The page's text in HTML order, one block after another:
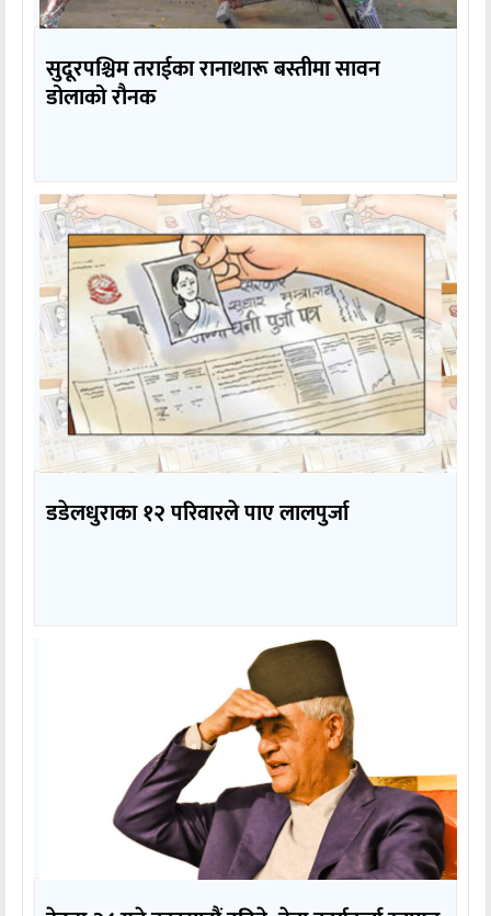
सुदूरपश्चिम तराईका रानाथारू बस्तीमा सावन
डोलाको रौनक
डडेलधुराका १२ परिवारले पाए लालपुर्जा